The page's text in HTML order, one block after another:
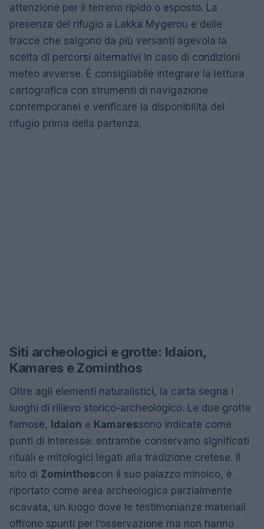
attenzione per il terreno ripido o esposto. La
presenza del rifugio a Lakka Mygerou e delle
tracce che salgono da più versanti agevola la
scelta di percorsi alternativi in caso di condizioni
meteo avverse. È consigliabile integrare la lettura
cartografica con strumenti di navigazione
contemporanei e verificare la disponibilità del
rifugio prima della partenza.
Siti archeologici e grotte: Idaion,
Kamares e Zominthos
Oltre agli elementi naturalistici, la carta segna i
luoghi di rilievo storico-archeologico. Le due grotte
famose,
Idaion e Kamaressono indicate come
punti di interesse: entrambe conservano significati
rituali e mitologici legati alla tradizione cretese. Il
sito di Zominthoscon il suo palazzo minoico, è
riportato come area archeologica parzialmente
scavata, un luogo dove le testimonianze materiali
offrono spunti per l’osservazione ma non hanno